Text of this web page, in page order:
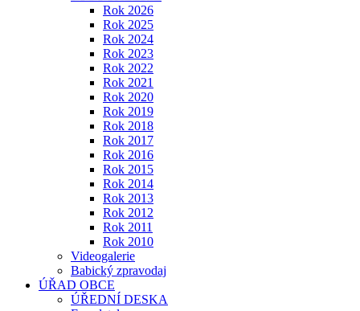
Rok 2026
Rok 2025
Rok 2024
Rok 2023
Rok 2022
Rok 2021
Rok 2020
Rok 2019
Rok 2018
Rok 2017
Rok 2016
Rok 2015
Rok 2014
Rok 2013
Rok 2012
Rok 2011
Rok 2010
Videogalerie
Babický zpravodaj
ÚŘAD OBCE
ÚŘEDNÍ DESKA